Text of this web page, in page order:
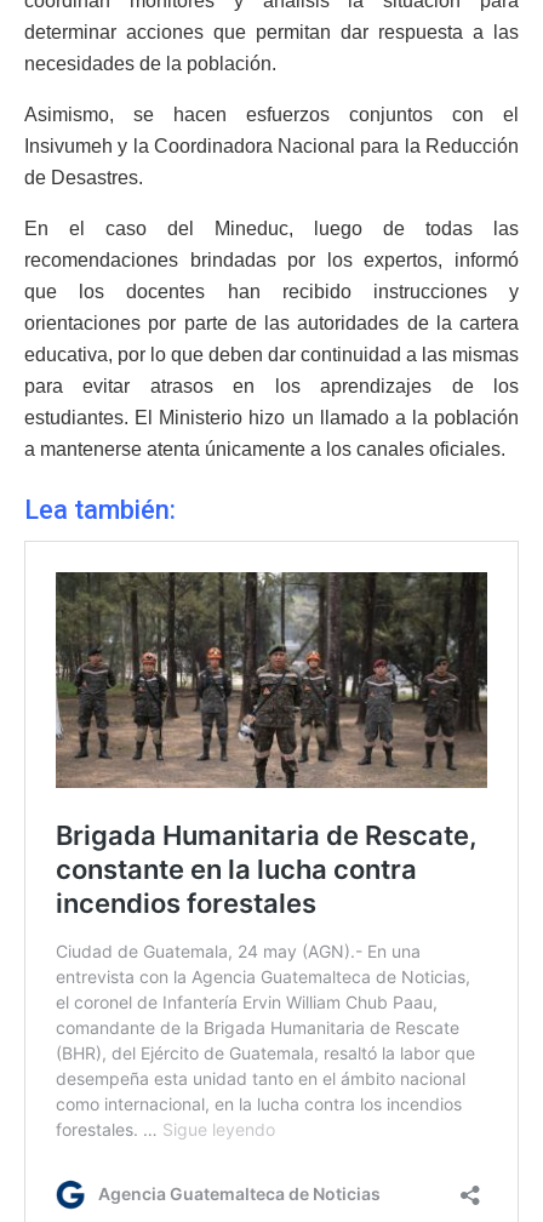
determinar acciones que permitan dar respuesta a las
necesidades de la población.
Asimismo, se hacen esfuerzos conjuntos con el
Insivumeh y la Coordinadora Nacional para la Reducción
de Desastres.
En el caso del Mineduc, luego de todas las
recomendaciones brindadas por los expertos, informó
que los docentes han recibido instrucciones y
orientaciones por parte de las autoridades de la cartera
educativa, por lo que deben dar continuidad a las mismas
para evitar atrasos en los aprendizajes de los
estudiantes. El Ministerio hizo un llamado a la población
a mantenerse atenta únicamente a los canales oficiales.
Lea también: